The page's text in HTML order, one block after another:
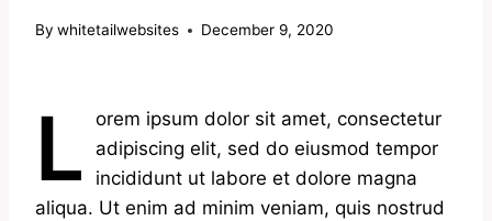
By whitetailwebsites December 9, 2020
L
orem ipsum dolor sit amet, consectetur
adipiscing elit, sed do eiusmod tempor
incididunt ut labore et dolore magna
aliqua. Ut enim ad minim veniam, quis nostrud